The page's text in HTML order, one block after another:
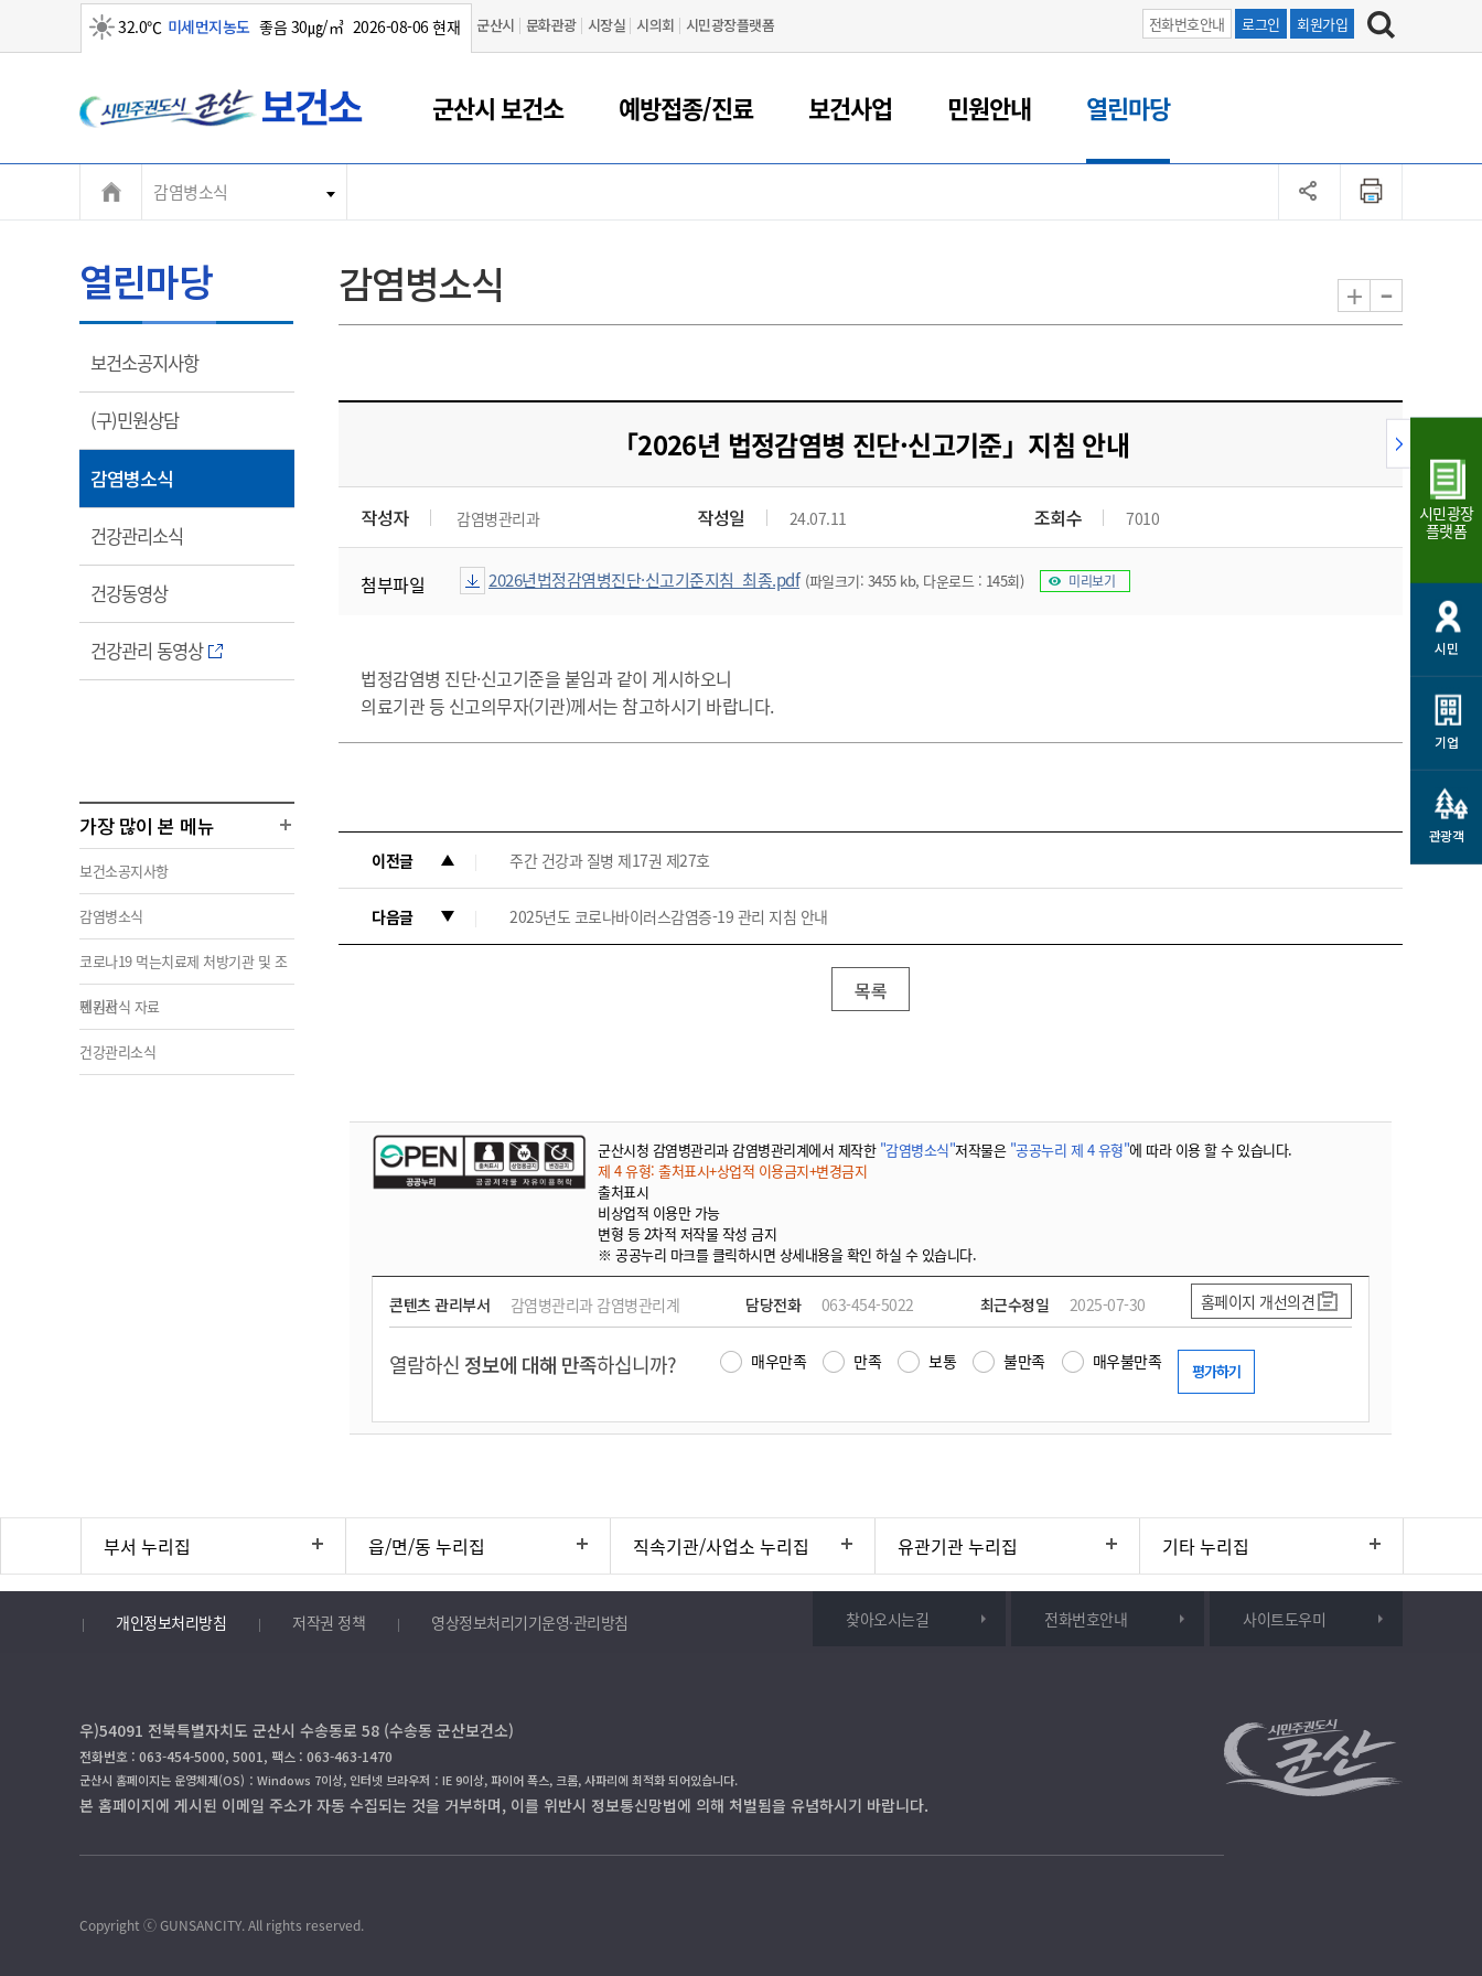
32.0℃ 미세먼지농도 좋음 30㎍/㎥ 2026-08-06 현재 군산시 문화관광 시장실 시의회 시민광장플랫폼 전화번호안내 로그인 회원가입
산
시
군산시 보건소 예방접종/진료 보건사업 민원안내 열린마당
감염병소식
열린마당
보건소공지사항열
림
(구)민원상담열
림
감염병소식
림
건강관리소식
림
건강동영상열
림
건강관리 동영상열
림
가장 많이 본 메뉴
보건소공지사항
감염병소식
코로나19 먹는치료제 처방기관 및 조
제기관
민원서식 자료
건강관리소식
감염병소식 + -
「2026년 법정감염병 진단·신고기준」지침 안내
작성자 감염병관리과 작성일 24.07.11 조회수 7010
첨부파일 2026년법정감염병진단·신고기준지침_최종.pdf (파일크기: 3455 kb, 다운로드 : 145회) 미리보기
법정감염병 진단·신고기준을 붙임과 같이 게시하오니
의료기관 등 신고의무자(기관)께서는 참고하시기 바랍니다.
이전글 주간 건강과 질병 제17권 제27호
다음글 2025년도 코로나바이러스감염증-19 관리 지침 안내
목록
군산시청 감염병관리과 감염병관리계에서 제작한 "감염병소식"저작물은 "공공누리 제 4 유형"에 따라 이용 할 수 있습니다.
제 4 유형: 출처표시+상업적 이용금지+변경금지
출처표시
비상업적 이용만 가능
변형 등 2차적 저작물 작성 금지
※ 공공누리 마크를 클릭하시면 상세내용을 확인 하실 수 있습니다.
콘텐츠 관리부서 감염병관리과 감염병관리계 담당전화 063-454-5022 최근수정일 2025-07-30 홈페이지 개선의견
열람하신 정보에 대해 만족하십니까? 매우만족 만족 보통 불만족 매우불만족
부서 누리집 읍/면/동 누리집 직속기관/사업소 누리집 유관기관 누리집 기타 누리집
개인정보처리방침 저작권 정책 영상정보처리기기운영·관리방침 찾아오시는길 전화번호안내 사이트도우미
우)54091 전북특별자치도 군산시 수송동로 58 (수송동 군산보건소)
전화번호 : 063-454-5000, 5001, 팩스 : 063-463-1470
군산시 홈페이지는 운영체제(OS)：Windows 7이상, 인터넷 브라우저：IE 9이상, 파이어 폭스, 크롬, 사파리에 최적화 되어있습니다.
본 홈페이지에 게시된 이메일 주소가 자동 수집되는 것을 거부하며, 이를 위반시 정보통신망법에 의해 처벌됨을 유념하시기 바랍니다.
Copyright ⓒ GUNSANCITY. All rights reserved.
시민광장
플랫폼
시민
기업
관광객